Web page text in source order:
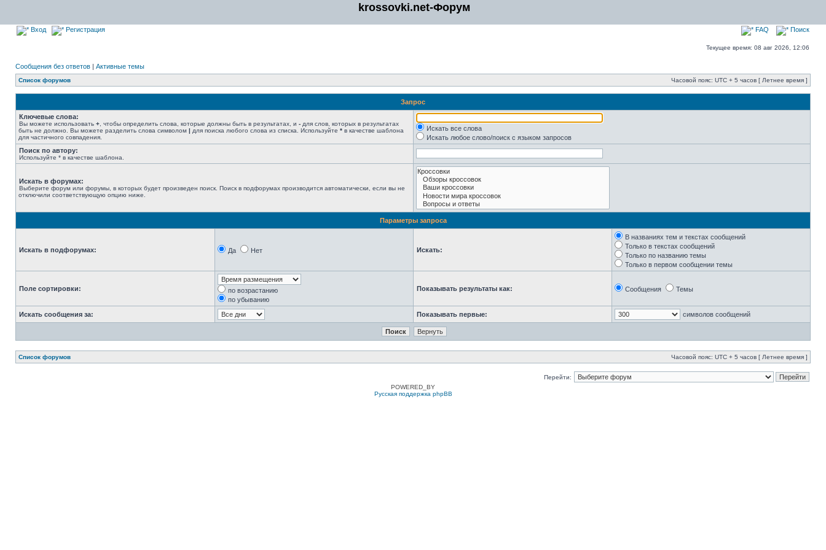
krossovki.net-Форум
Вход Регистрация FAQ Поиск
Текущее время: 08 авг 2026, 12:06
Сообщения без ответов | Активные темы
Список форумов Часовой пояс: UTC + 5 часов [ Летнее время ]
Запрос
Ключевые слова:
Вы можете использовать + , чтобы определить слова, которые должны быть в результатах, и - для слов, которых в результатах
быть не должно. Вы можете разделить слова символом | для поиска любого слова из списка. Используйте * в качестве шаблона
для частичного совпадения.
Искать все слова
Искать любое слово/поиск с языком запросов
Поиск по автору:
Используйте * в качестве шаблона.
Искать в форумах:
Выберите форум или форумы, в которых будет произведен поиск. Поиск в подфорумах производится автоматически, если вы не
отключили соответствующую опцию ниже.
Параметры запроса
Искать в подфорумах: Да Нет Искать:
В названиях тем и текстах сообщений
Только в текстах сообщений
Только по названию темы
Только в первом сообщении темы
Поле сортировки:
по возрастанию
по убыванию
Показывать результаты как: Сообщения Темы
Искать сообщения за: Показывать первые: символов сообщений
Список форумов Часовой пояс: UTC + 5 часов [ Летнее время ]
Перейти:
POWERED_BY
Русская поддержка phpBB